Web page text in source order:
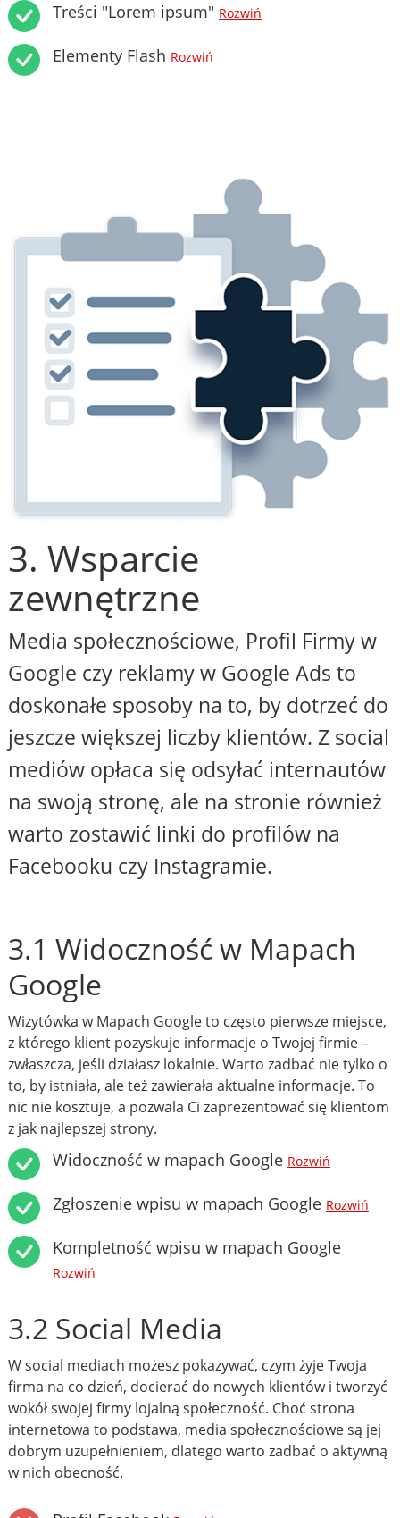
Treści "Lorem ipsum" Rozwiń
Elementy Flash Rozwiń
3. Wsparcie
zewnętrzne
Media społecznościowe, Profil Firmy w
Google czy reklamy w Google Ads to
doskonałe sposoby na to, by dotrzeć do
jeszcze większej liczby klientów. Z social
mediów opłaca się odsyłać internautów
na swoją stronę, ale na stronie również
warto zostawić linki do profilów na
Facebooku czy Instagramie.
3.1 Widoczność w Mapach
Google
Wizytówka w Mapach Google to często pierwsze miejsce,
z którego klient pozyskuje informacje o Twojej firmie –
zwłaszcza, jeśli działasz lokalnie. Warto zadbać nie tylko o
to, by istniała, ale też zawierała aktualne informacje. To
nic nie kosztuje, a pozwala Ci zaprezentować się klientom
z jak najlepszej strony.
Widoczność w mapach Google Rozwiń
Zgłoszenie wpisu w mapach Google Rozwiń
Kompletność wpisu w mapach Google
Rozwiń
3.2 Social Media
W social mediach możesz pokazywać, czym żyje Twoja
firma na co dzień, docierać do nowych klientów i tworzyć
wokół swojej firmy lojalną społeczność. Choć strona
internetowa to podstawa, media społecznościowe są jej
dobrym uzupełnieniem, dlatego warto zadbać o aktywną
w nich obecność.